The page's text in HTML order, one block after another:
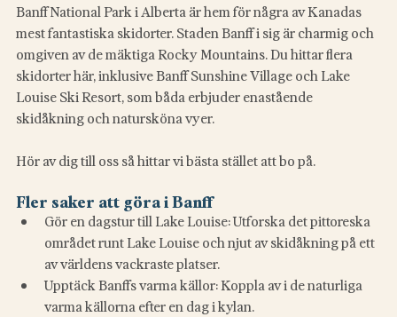
Banff National Park i Alberta är hem för några av Kanadas
mest fantastiska skidorter. Staden Banff i sig är charmig och
omgiven av de mäktiga Rocky Mountains. Du hittar flera
skidorter här, inklusive Banff Sunshine Village och Lake
Louise Ski Resort, som båda erbjuder enastående
skidåkning och natursköna vyer.
Hör av dig till oss så hittar vi bästa stället att bo på.
Fler saker att göra i Banff
Gör en dagstur till Lake Louise: Utforska det pittoreska
området runt Lake Louise och njut av skidåkning på ett
av världens vackraste platser.
Upptäck Banffs varma källor: Koppla av i de naturliga
varma källorna efter en dag i kylan.